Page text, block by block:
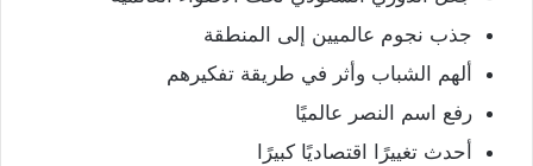
جذب نجوم عالميين إلى المنطقة
ألهم الشباب وأثر في طريقة تفكيرهم
رفع اسم النصر عالميًا
أحدث تغييرًا اقتصاديًا كبيرًا